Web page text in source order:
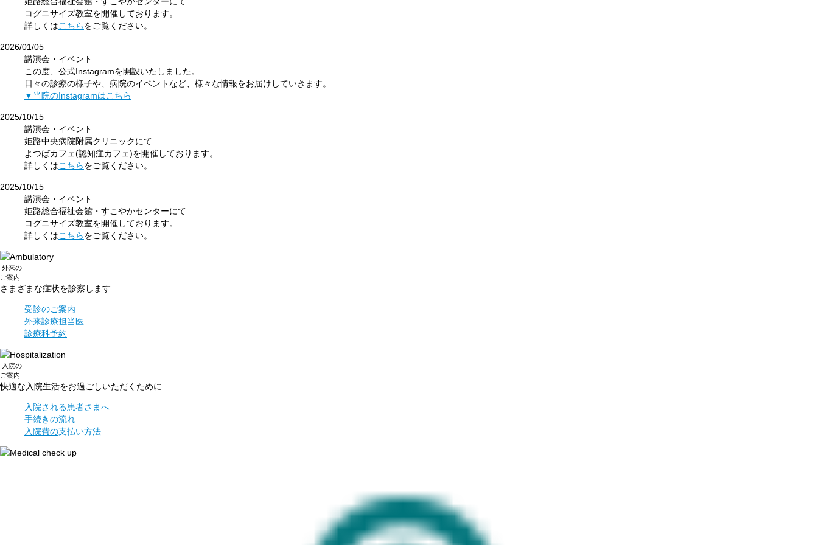
コグニサイズ教室を開催しております。
詳しくはこちらをご覧ください。
2026/01/05
講演会・イベント
この度、公式Instagramを開設いたしました。
日々の診療の様子や、病院のイベントなど、様々な情報をお届けしていきます。
▼当院のInstagramはこちら
2025/10/15
講演会・イベント
姫路中央病院附属クリニックにて
よつばカフェ(認知症カフェ)を開催しております。
詳しくはこちらをご覧ください。
2025/10/15
講演会・イベント
姫路総合福祉会館・すこやかセンターにて
コグニサイズ教室を開催しております。
詳しくはこちらをご覧ください。
外来の
ご案内
さまざまな症状を診察します
受診のご案内
外来診療担当医
診療科予約
入院の
ご案内
快適な入院生活をお過ごしいただくために
入院される患者さまへ
手続きの流れ
入院費の支払い方法